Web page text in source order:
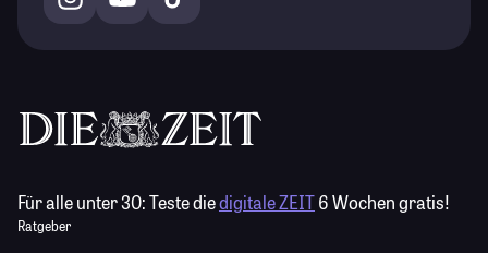
Für alle unter 30:Teste diedigitale ZEIT6 Wochen gratis!
Ratgeber